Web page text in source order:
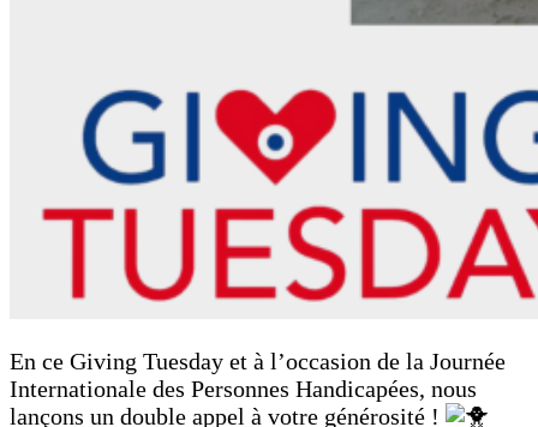
En ce Giving Tuesday et à l’occasion de la Journée
Internationale des Personnes Handicapées, nous
lançons un double appel à votre générosité !